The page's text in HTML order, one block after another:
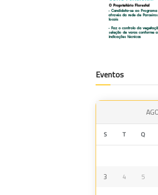
Eventos
S T Q
3 4 5